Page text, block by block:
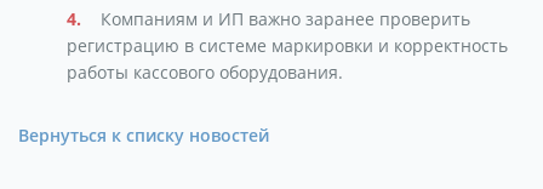
Компаниям и ИП важно заранее проверить
регистрацию в системе маркировки и корректность
работы кассового оборудования.
Вернуться к списку новостей